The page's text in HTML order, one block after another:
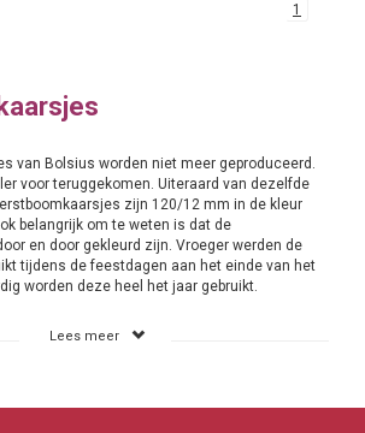
1
van Bolsius worden niet meer geproduceerd.
voor teruggekomen. Uiteraard van dezelfde
zijn 120/12 mm in de kleur
belangrijk om te weten is dat de
en door gekleurd zijn. Vroeger werden de
tijdens de feestdagen aan het einde van het
worden deze heel het jaar gebruikt.
Kerstboomkaarsjes
houdersvoor. De kaarsjes staan dan stevig
Lees meer